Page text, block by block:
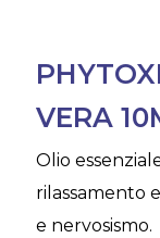
VERA
Olio
rilassamento
e nervosismo.
beginning
images
gallery